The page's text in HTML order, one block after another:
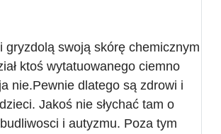
gryzdolą swoją skórę chemicznym
ktoś wytatuowanego ciemno
nie.Pewnie dlatego są zdrowi i
Jakoś nie słychać tam o
i autyzmu. Poza tym